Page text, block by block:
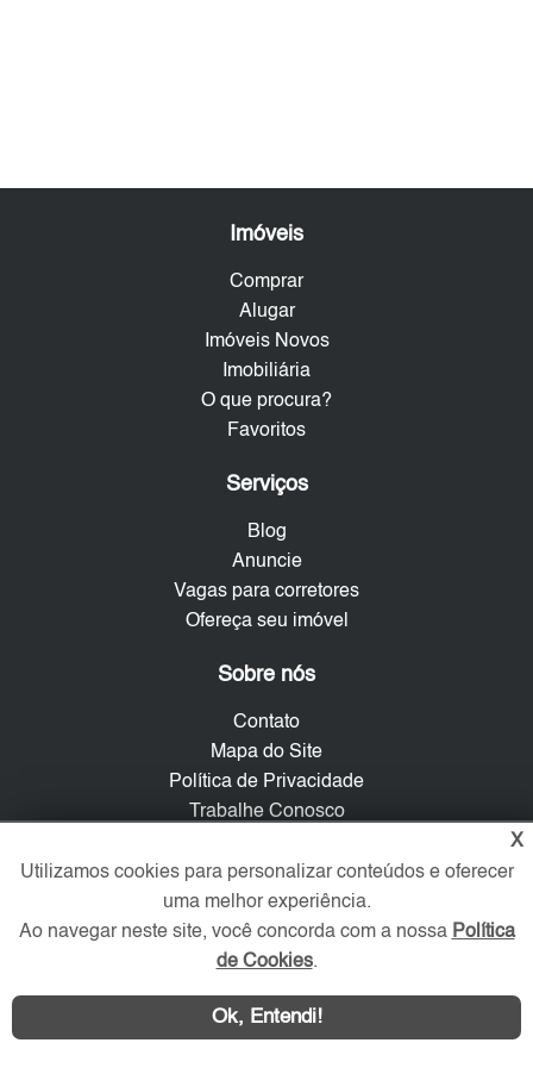
Imóveis
Comprar
Alugar
Imóveis Novos
Imobiliária
O que procura?
Favoritos
Serviços
Blog
Anuncie
Vagas para corretores
Ofereça seu imóvel
Sobre nós
Contato
Mapa do Site
Política de Privacidade
Trabalhe Conosco
Verificada por
Redes Sociais
X
Utilizamos cookies para personalizar conteúdos e oferecer
uma melhor experiência.
Ao navegar neste site, você concorda com a nossa Política
de Cookies.
Ok, Entendi!